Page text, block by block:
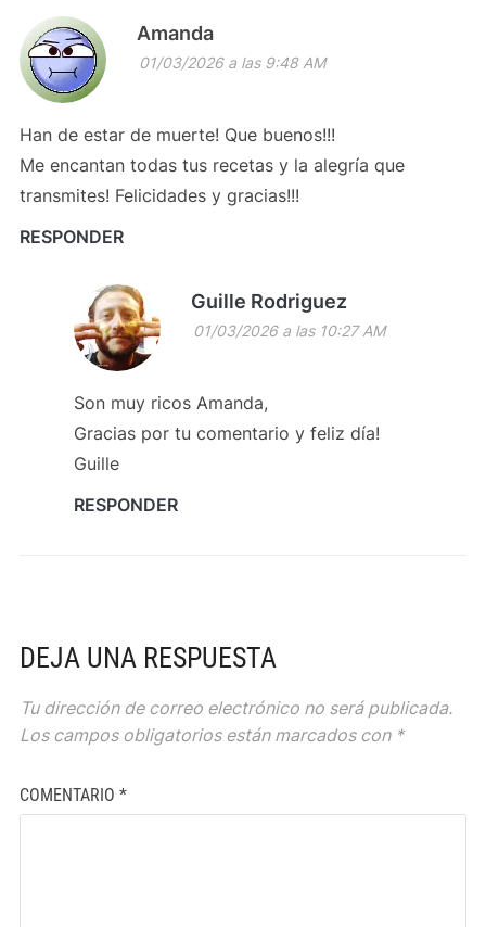
Amanda
01/03/2026 a las 9:48 AM
Han de estar de muerte! Que buenos!!!
Me encantan todas tus recetas y la alegría que
transmites! Felicidades y gracias!!!
RESPONDER
Guille Rodriguez
01/03/2026 a las 10:27 AM
Son muy ricos Amanda,
Gracias por tu comentario y feliz día!
Guille
RESPONDER
DEJA UNA RESPUESTA
Tu dirección de correo electrónico no será publicada.
Los campos obligatorios están marcados con *
COMENTARIO *